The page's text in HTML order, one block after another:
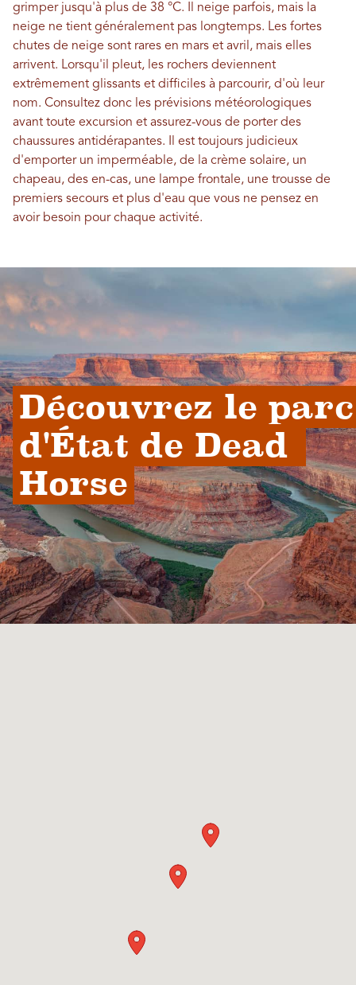
grimper jusqu'à plus de 38 °C. Il neige parfois, mais la
neige ne tient généralement pas longtemps. Les fortes
chutes de neige sont rares en mars et avril, mais elles
arrivent. Lorsqu'il pleut, les rochers deviennent
extrêmement glissants et difficiles à parcourir, d'où leur
nom. Consultez donc les prévisions météorologiques
avant toute excursion et assurez-vous de porter des
chaussures antidérapantes. Il est toujours judicieux
d'emporter un imperméable, de la crème solaire, un
chapeau, des en-cas, une lampe frontale, une trousse de
premiers secours et plus d'eau que vous ne pensez en
avoir besoin pour chaque activité.
Découvrez le parc
d'État de Dead
Horse